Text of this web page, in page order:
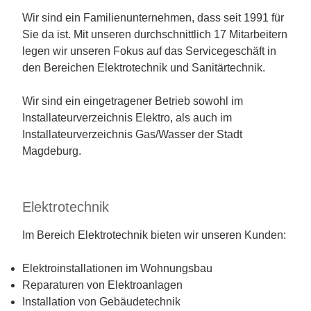
Wir sind ein Familienunternehmen, dass seit 1991 für
Sie da ist. Mit unseren durchschnittlich 17 Mitarbeitern
legen wir unseren Fokus auf das Servicegeschäft in
den Bereichen Elektrotechnik und Sanitärtechnik.
Wir sind ein eingetragener Betrieb sowohl im
Installateurverzeichnis Elektro, als auch im
Installateurverzeichnis Gas/Wasser der Stadt
Magdeburg.
Elektrotechnik
Im Bereich Elektrotechnik bieten wir unseren Kunden:
Elektroinstallationen im Wohnungsbau
Reparaturen von Elektroanlagen
Installation von Gebäudetechnik